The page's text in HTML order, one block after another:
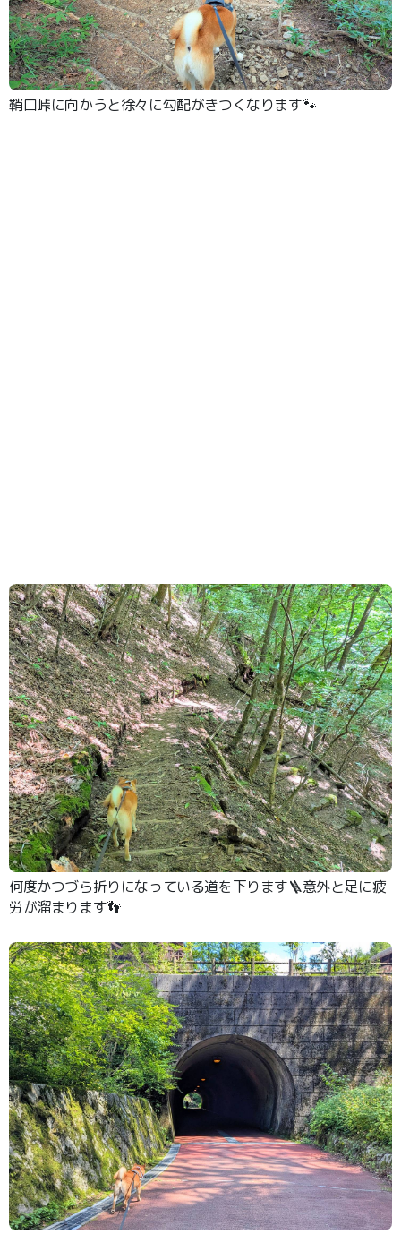
鞘口峠に向かうと徐々に勾配がきつくなります🐾
何度かつづら折りになっている道を下ります🪜意外と足に疲
労が溜まります👣